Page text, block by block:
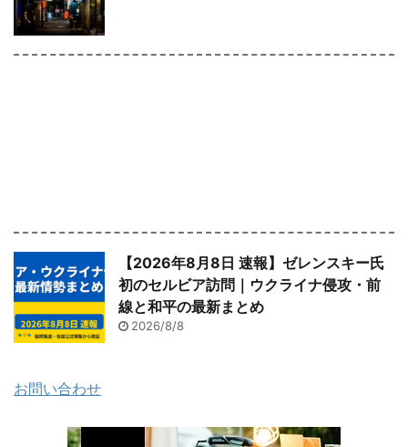
【2026年8月8日 速報】ゼレンスキー氏
初のセルビア訪問｜ウクライナ侵攻・前
線と和平の最新まとめ
2026/8/8
お問い合わせ